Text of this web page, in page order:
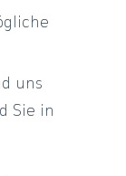
uns
Sie in